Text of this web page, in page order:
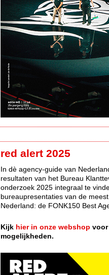
red alert 2025
In dè agency-guide van
resultaten van het Bureau
onderzoek 2025 integraal te
bureaupresentaties van de
Nederland: de FONK150 Best
Kijk hier in onze webshop
mogelijkheden.